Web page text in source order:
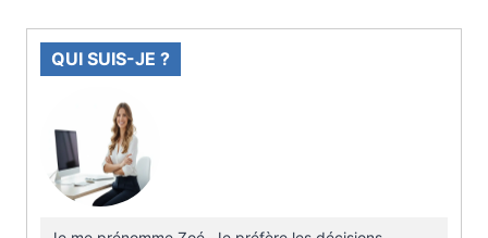
QUI SUIS-JE ?